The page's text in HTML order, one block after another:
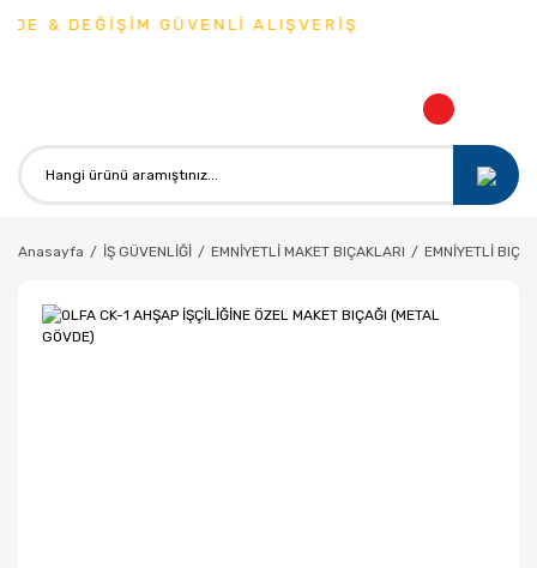
& DEĞİŞİM GÜVENLİ ALIŞVERİŞ
Anasayfa İŞ GÜVENLİĞİ EMNİYETLİ MAKET BIÇAKLARI EMNİYETLİ